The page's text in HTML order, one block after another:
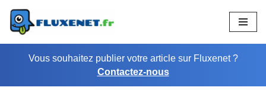
Aller
au
contenuVous souhaitez publier votre article sur Fluxenet ?
Contactez-nous